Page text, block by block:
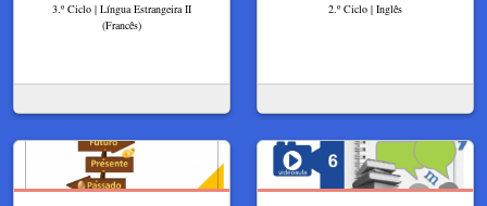
3.º Ciclo | Língua Estrangeira II
(Francês)
2.º Ciclo | Inglês